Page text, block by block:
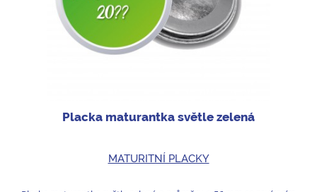
Placka maturantka světle zelená
MATURITNÍ PLACKY